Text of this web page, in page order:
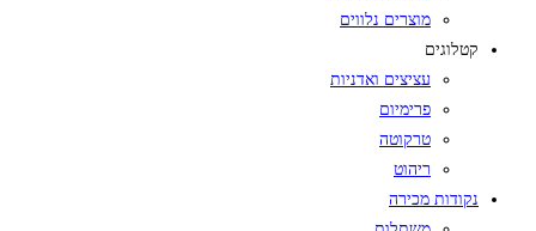
מוצרים נלווים
קטלוגים
עציצים ואדניות
פרימיום
טרקוטה
ריהוט
נקודות מכירה